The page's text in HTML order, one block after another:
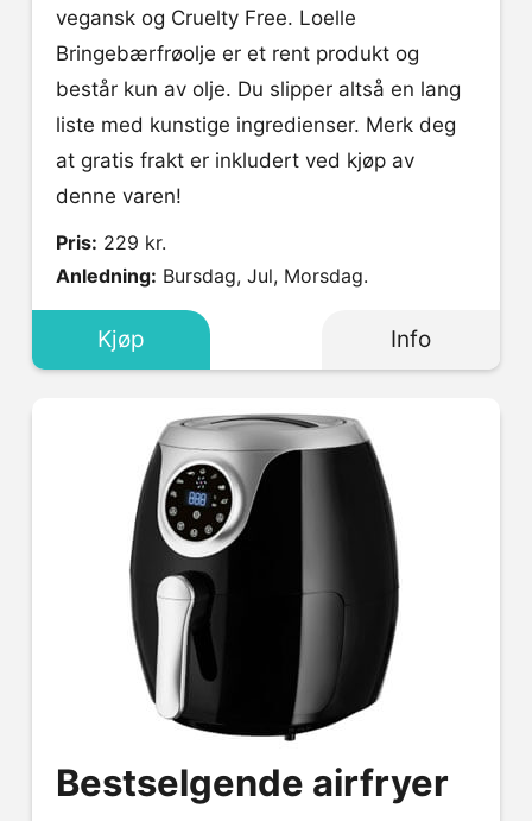
vegansk og Cruelty Free. Loelle
Bringebærfrøolje er et rent produkt og
består kun av olje. Du slipper altså en lang
liste med kunstige ingredienser. Merk deg
at gratis frakt er inkludert ved kjøp av
denne varen!
Pris: 229 kr.
Anledning: Bursdag, Jul, Morsdag.
Info
Kjøp
Bestselgende airfryer